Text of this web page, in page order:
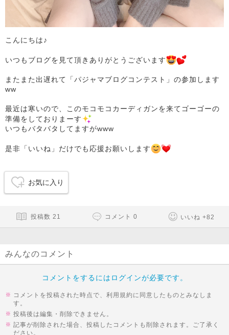
こんにちは♪
いつもブログを見て頂きありがとうございます
またまた出遅れて「パジャマブログコンテスト」の参加します
ww
最近は寒いので、このモコモコカーディガンを来てゴーゴーの
準備をしておりまーす
いつもバタバタしてますがwww
是非「いいね」だけでも応援お願いします
お気に入り
投稿数 21 コメント 0 いいね +82
みんなのコメント
コメントをするにはログインが必要です。
コメントを投稿された時点で、利用規約に同意したものとみなしま
す。
投稿後は編集・削除できません。
記事が削除された場合、投稿したコメントも削除されます。ご了承く
ださい。